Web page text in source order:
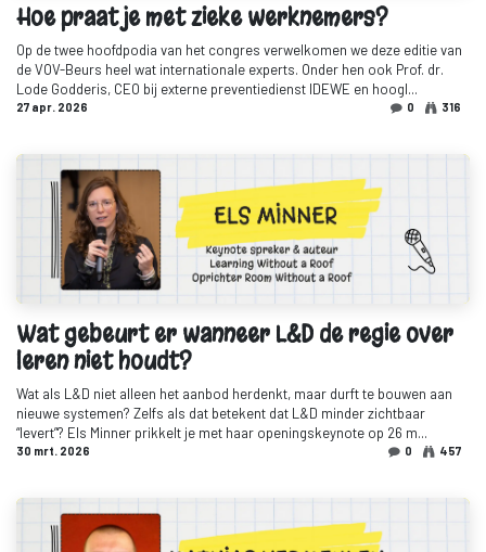
Hoe praat je met zieke werknemers?
Op de twee hoofdpodia van het congres verwelkomen we deze editie van
de VOV-Beurs heel wat internationale experts. Onder hen ook Prof. dr.
Lode Godderis, CEO bij externe preventiedienst IDEWE en hoogl...
27 apr. 2026 0 316
Wat gebeurt er wanneer L&D de regie over
leren niet houdt?
Wat als L&D niet alleen het aanbod herdenkt, maar durft te bouwen aan
nieuwe systemen? Zelfs als dat betekent dat L&D minder zichtbaar
“levert”? Els Minner prikkelt je met haar openingskeynote op 26 m...
30 mrt. 2026 0 457